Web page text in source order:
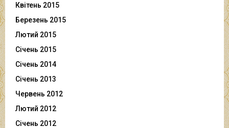
Квітень 2015
Березень 2015
Лютий 2015
Січень 2015
Січень 2014
Січень 2013
Червень 2012
Лютий 2012
Січень 2012